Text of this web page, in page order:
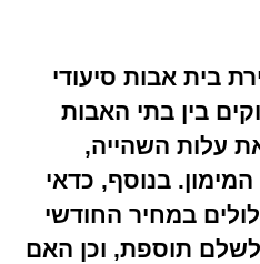
בית אבות סיעודי
בין בתי האבות
עלות השהייה,
בנוסף, כדאי
במחיר החודשי
לשלם תוספת, וכן האם